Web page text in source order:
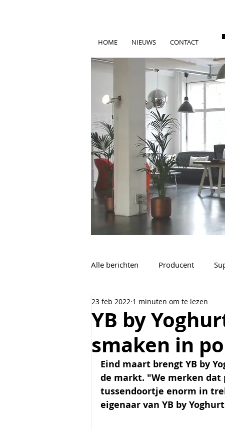
HOME NIEUWS CONTACT
Alle berichten Producent
Vacatures Algemeen
YB by
smaken in
23 feb 2022 1 minuten om te lezen
Eind maart brengt YB by
de markt. "We merken
tussendoortje enorm in
eigenaar van YB by